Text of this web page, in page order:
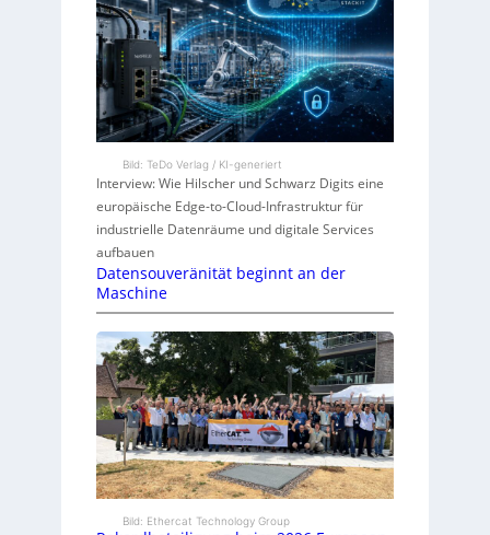
Bild: TeDo Verlag / KI-generiert
Interview: Wie Hilscher und Schwarz Digits eine
europäische Edge-to-Cloud-Infrastruktur für
industrielle Datenräume und digitale Services
aufbauen
Datensouveränität beginnt an der
Maschine
Bild: Ethercat Technology Group